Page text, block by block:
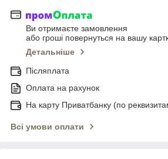
Ви отримаєте замовлення
або гроші повернуться на вашу
Детальніше
Післяплата
Оплата на рахунок
На карту Приватбанку (по
Всі умови оплати